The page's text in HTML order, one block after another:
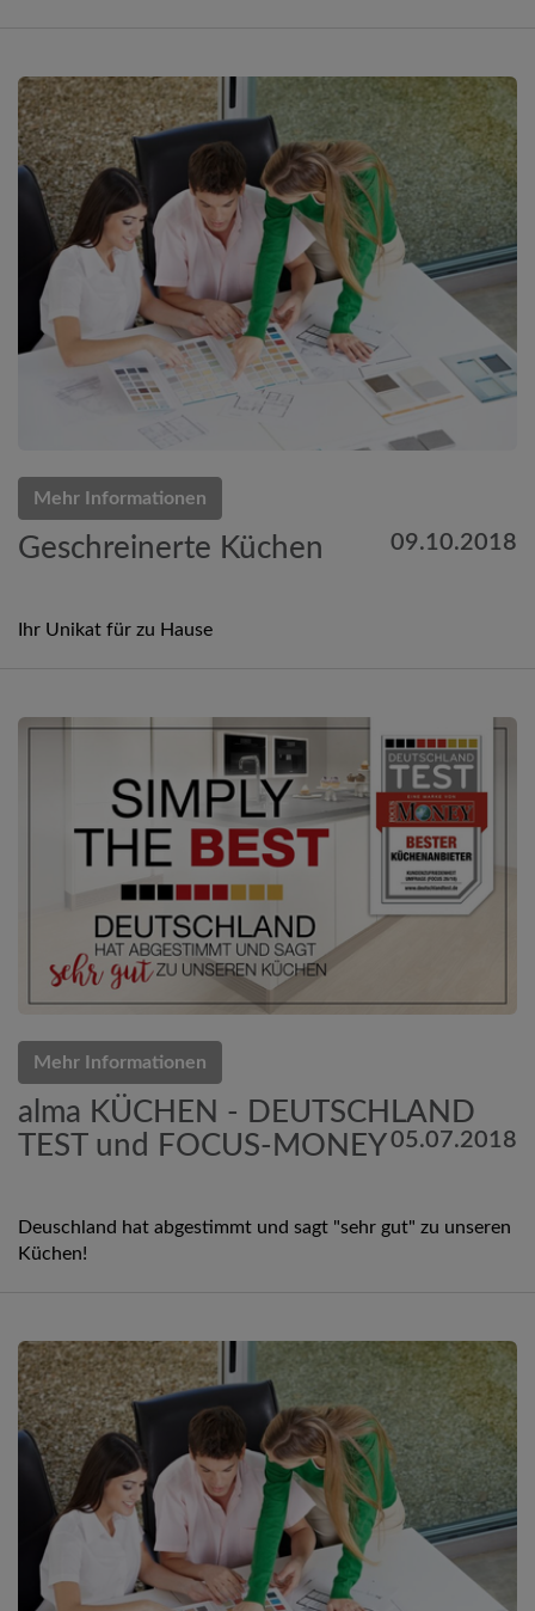
Mehr Informationen
Geschreinerte Küchen 09.10.2018
Ihr Unikat für zu Hause
Mehr Informationen
alma KÜCHEN - DEUTSCHLAND
TEST und FOCUS-MONEY05.07.2018
Deuschland hat abgestimmt und sagt "sehr gut" zu unseren
Küchen!